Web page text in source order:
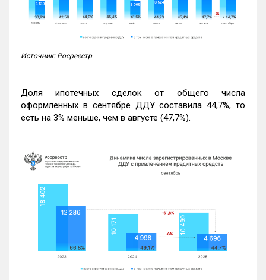
Источник: Росреестр
Доля ипотечных сделок от общего числа
оформленных в сентябре ДДУ составила 44,7%, то
есть на 3% меньше, чем в августе (47,7%).